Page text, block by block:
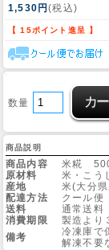
1,530円(税込)
【 15ポイント進呈 】
数量
商品説明
商品内容
米糀
原材料
米・こう
産地
米(大分
配達方法
クール便
送料
通常送料
消費期限
製造より
備考
冷凍庫で
解凍不要